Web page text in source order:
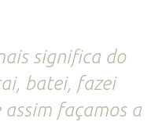
significa do
batei, fazei
assim façamos a